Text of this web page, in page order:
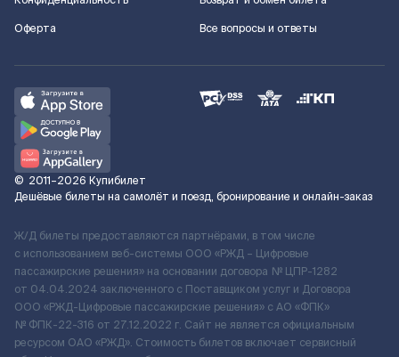
Оферта
Все вопросы и ответы
© 2011–2026 Купибилет
Дешёвые билеты на самолёт и поезд, бронирование и онлайн-заказ
Ж/Д билеты предоставляются партнёрами, в том числе
с использованием веб-системы ООО «РЖД – Цифровые
пассажирские решения» на основании договора № ЦПР-1282
от 04.04.2024 заключенного с Поставщиком услуг и Договора
ООО «РЖД-Цифровые пассажирские решения» c АО «ФПК»
№ ФПК-22-316 от 27.12.2022 г. Сайт не является официальным
ресурсом ОАО «РЖД». Стоимость билетов включает сервисный